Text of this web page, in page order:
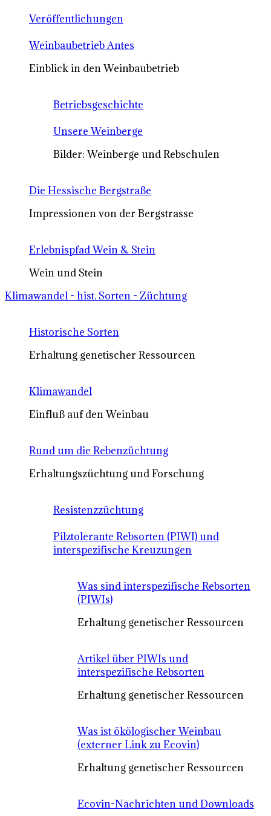
Veröffentlichungen
Weinbaubetrieb Antes
Einblick in den Weinbaubetrieb
Betriebsgeschichte
Unsere Weinberge
Bilder: Weinberge und Rebschulen
Die Hessische Bergstraße
Impressionen von der Bergstrasse
Erlebnispfad Wein & Stein
Wein und Stein
Klimawandel - hist. Sorten - Züchtung
Historische Sorten
Erhaltung genetischer Ressourcen
Klimawandel
Einfluß auf den Weinbau
Rund um die Rebenzüchtung
Erhaltungszüchtung und Forschung
Resistenzzüchtung
Pilztolerante Rebsorten (PIWI) und
interspezifische Kreuzungen
Was sind interspezifische Rebsorten
(PIWIs)
Erhaltung genetischer Ressourcen
Artikel über PIWIs und
interspezifische Rebsorten
Erhaltung genetischer Ressourcen
Was ist ökölogischer Weinbau
(externer Link zu Ecovin)
Erhaltung genetischer Ressourcen
Ecovin-Nachrichten und Downloads